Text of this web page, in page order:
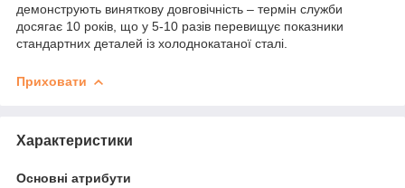
демонструють виняткову довговічність – термін служби
досягає 10 років, що у 5-10 разів перевищує показники
стандартних деталей із холоднокатаної сталі.
Приховати
Характеристики
Основні атрибути